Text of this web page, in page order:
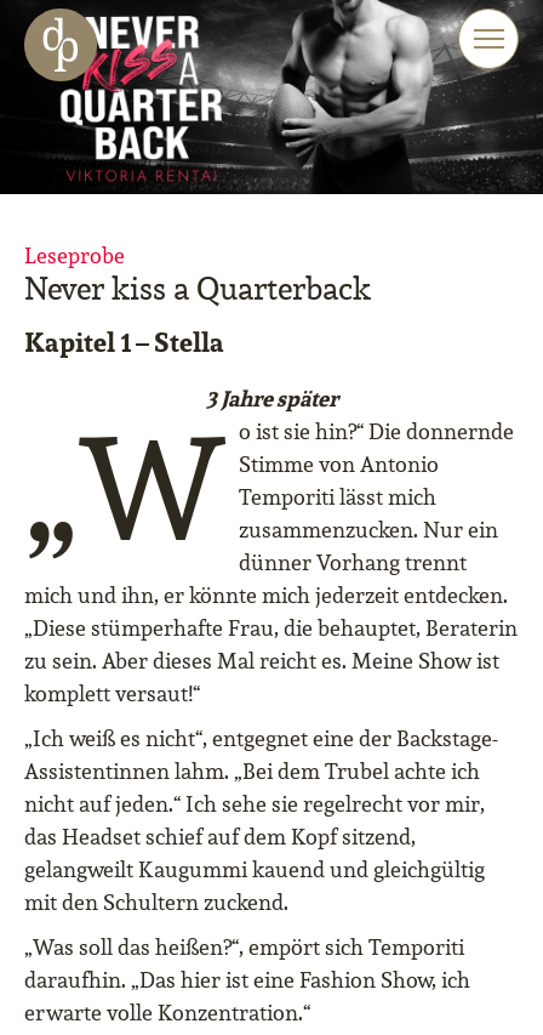
Zum Haupt-Inhalt springen
Zur Navigation springen
Zur Website-Suche springen
Leseprobe
Never kiss a Quarterback
Kapitel 1 – Stella
3 Jahre später
„W o ist sie hin?“ Die donnernde
Stimme von Antonio
Temporiti lässt mich
zusammenzucken. Nur ein
dünner Vorhang trennt
mich und ihn, er könnte mich jederzeit entdecken.
„Diese stümperhafte Frau, die behauptet, Beraterin
zu sein. Aber dieses Mal reicht es. Meine Show ist
komplett versaut!“
„Ich weiß es nicht“, entgegnet eine der Backstage-
Assistentinnen lahm. „Bei dem Trubel achte ich
nicht auf jeden.“ Ich sehe sie regelrecht vor mir,
das Headset schief auf dem Kopf sitzend,
gelangweilt Kaugummi kauend und gleichgültig
mit den Schultern zuckend.
„Was soll das heißen?“, empört sich Temporiti
daraufhin. „Das hier ist eine Fashion Show, ich
erwarte volle Konzentration.“